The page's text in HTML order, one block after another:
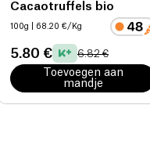
Cacaotruffels bio
100g | 68.20 €/Kg
5.80 € 6.82 €
Toevoegen aan
mandje